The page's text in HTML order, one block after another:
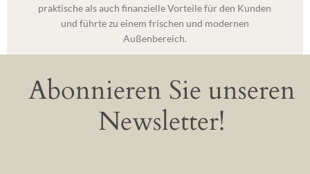
praktische als auch finanzielle Vorteile für den Kunden
und führte zu einem frischen und modernen
Außenbereich.
Abonnieren Sie unseren
Newsletter!